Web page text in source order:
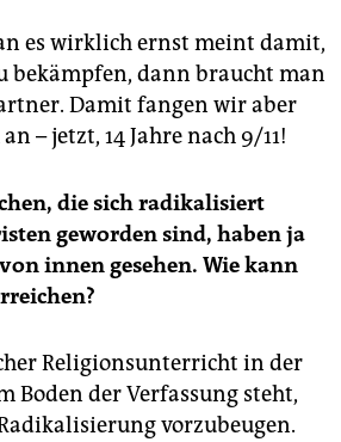
es wirklich ernst meint damit,
bekämpfen, dann braucht man
Damit fangen wir aber
– jetzt, 14 Jahre nach 9/11!
die sich radikalisiert
geworden sind, haben ja
innen gesehen. Wie kann
Religionsunterricht in der
Boden der Verfassung steht,
vorzubeugen.